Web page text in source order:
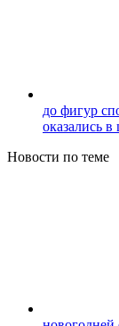
до фигур
оказались
Новости по теме